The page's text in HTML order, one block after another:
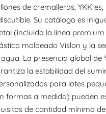
de cremalleras, YKK
Su catálogo es
(incluida la línea premium
moldeado Vislon y la
La presencia global de
la estabilidad del
para lotes
formas a medida) pueden
de cantidad mínima